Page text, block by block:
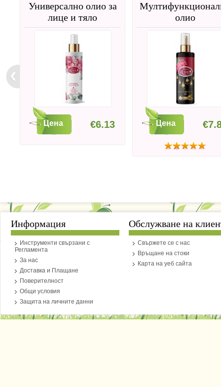
Универсално олио за
лице и тяло
Цена €6.13
олио
Цена
Информация
Инструменти свързани с
Регламента
За нас
Доставка и Плащане
Поверителност
Общи условия
Защита на личните данни
Обслужване на
Свържете се с нас
Връщане на стоки
Карта на уеб сайта